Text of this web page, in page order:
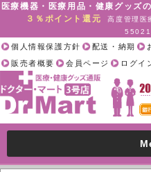
医療機器・医療用品・健康グッズ
３％ポイント還元
高度管理医
個人情報保護方針 配送・納期
販売者概要
会員ページ ログイ